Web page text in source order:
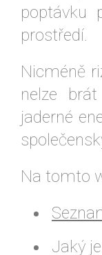
poptávku
prostředí.
Nicméně
nelze
jaderné
Na tomto
Jaký